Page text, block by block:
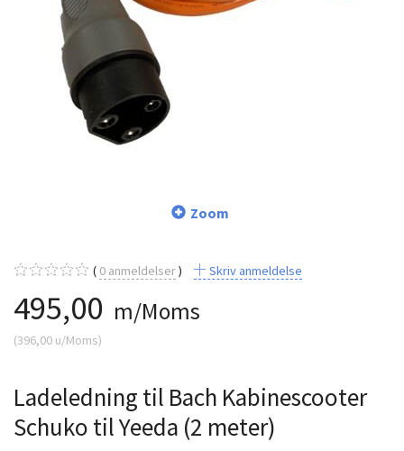
Zoom
0 anmeldelser Skriv anmeldelse
495,00 m/Moms
(396,00 u/Moms)
Ladeledning til Bach Kabinescooter
Schuko til Yeeda (2 meter)